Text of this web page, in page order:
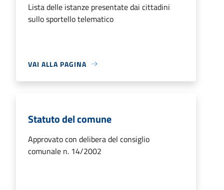
Lista delle istanze presentate dai cittadini
sullo sportello telematico
VAI ALLA PAGINA
Statuto del comune
Approvato con delibera del consiglio
comunale n. 14/2002